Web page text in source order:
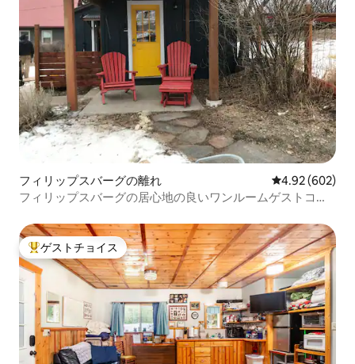
フィリップスバーグの離れ レビュー602
4.92 (602)
フィリップスバーグの居心地の良いワンルームゲストコテ
大好評のゲストチョイスです。
ゲストチョイス